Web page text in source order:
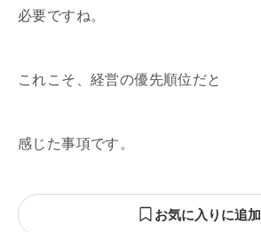
必要ですね。
これこそ、経営の優先順位だと
感じた事項です。
お気に入りに追加